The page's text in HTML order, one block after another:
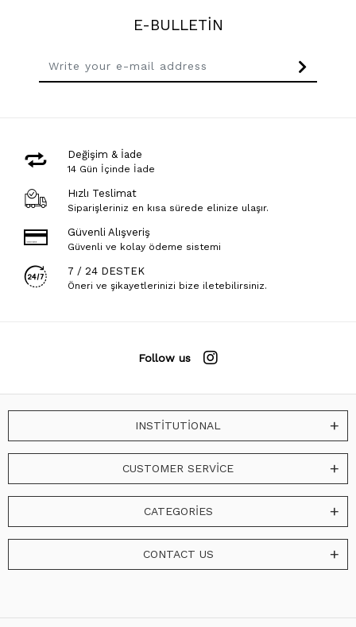
E-BULLETİN
Değişim & İade
14 Gün İçinde İade
Hızlı Teslimat
Siparişleriniz en kısa sürede elinize ulaşır.
Güvenli Alışveriş
Güvenli ve kolay ödeme sistemi
7 / 24 DESTEK
Öneri ve şikayetlerinizi bize iletebilirsiniz.
Follow us
INSTİTUTİONAL
CUSTOMER SERVİCE
CATEGORİES
CONTACT US